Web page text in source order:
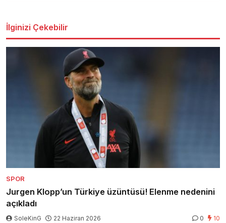
İlginizi Çekebilir
SPOR
Jurgen Klopp’un Türkiye üzüntüsü! Elenme nedenini
açıkladı
SoleKinG 22 Haziran 2026 0 10